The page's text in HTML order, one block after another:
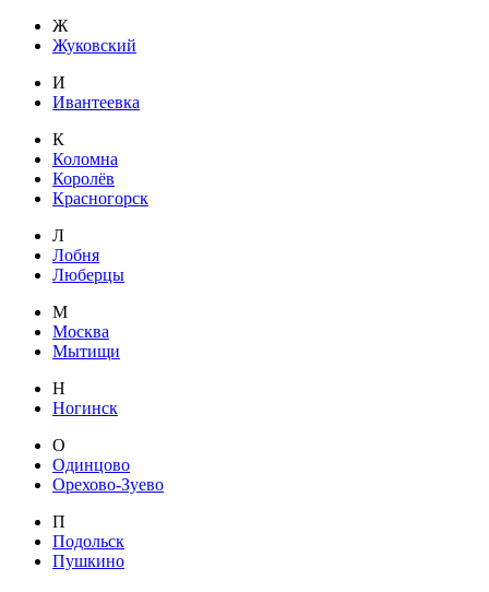
Ж
Жуковский
И
Ивантеевка
К
Коломна
Королёв
Красногорск
Л
Лобня
Люберцы
М
Москва
Мытищи
Н
Ногинск
О
Одинцово
Орехово-Зуево
П
Подольск
Пушкино